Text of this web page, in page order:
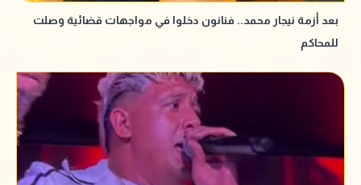
بعد أزمة نيجار محمد.. فنانون دخلوا في مواجهات قضائية وصلت
للمحاكم